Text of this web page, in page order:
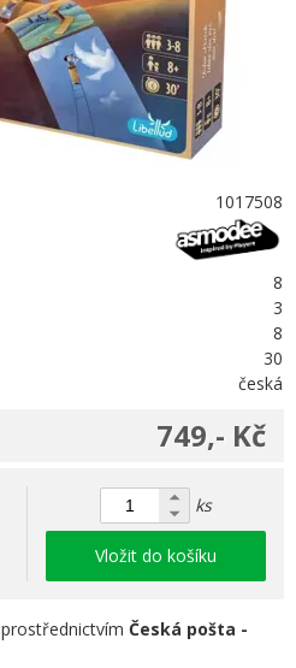
1017508
8
3
8
30
česká
749,- Kč
ks
Vložit do košíku
prostřednictvím Česká pošta -